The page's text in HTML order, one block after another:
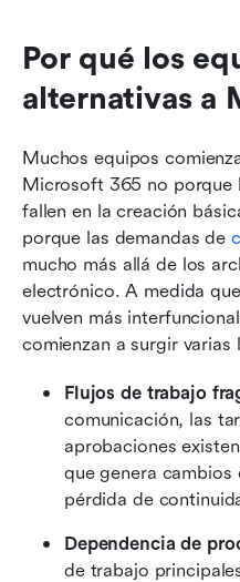
Por qué los
alternativas a
Muchos equipos
Microsoft 365 no porque
fallen en la creación
porque las demandas de
mucho más allá de los
electrónico. A medida
vuelven más
comienzan a surgir varias
Flujos de trabajo
comunicación, las
aprobaciones
que genera
pérdida de
Dependencia de
de trabajo